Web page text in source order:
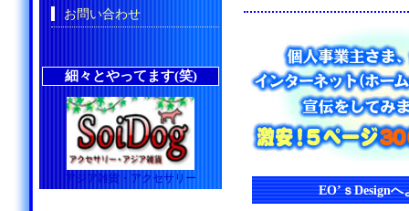
EO’ｓDesign
お問い合わせ
細々とやってます(笑)
アジア雑貨・アクセサリー